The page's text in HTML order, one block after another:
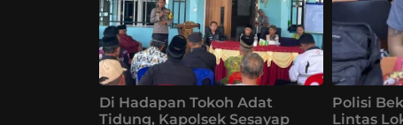
Di Hadapan Tokoh Adat
Tidung, Kapolsek Sesayap
Polisi
Lintas